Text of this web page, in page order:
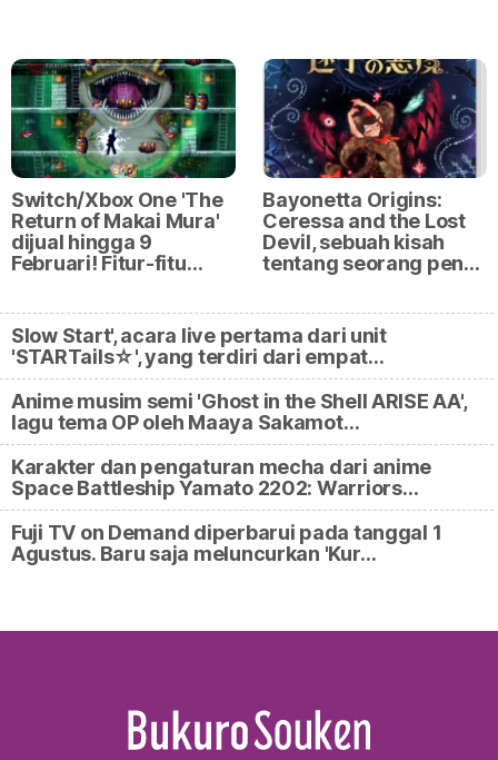
Switch/Xbox One 'The
Return of Makai Mura'
dijual hingga 9
Februari! Fitur-fitu…
Bayonetta Origins:
Ceressa and the Lost
Devil, sebuah kisah
tentang seorang pen…
Slow Start', acara live pertama dari unit
'STARTails☆', yang terdiri dari empat…
Anime musim semi 'Ghost in the Shell ARISE AA',
lagu tema OP oleh Maaya Sakamot…
Karakter dan pengaturan mecha dari anime
Space Battleship Yamato 2202: Warriors…
Fuji TV on Demand diperbarui pada tanggal 1
Agustus. Baru saja meluncurkan 'Kur…